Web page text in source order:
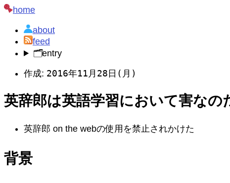
home
about
feed
🗂️entry
作成: 2016年11月28日(月)
英辞郎は英語学習において害なの
英辞郎 on the webの使用を禁止されかけた
背景